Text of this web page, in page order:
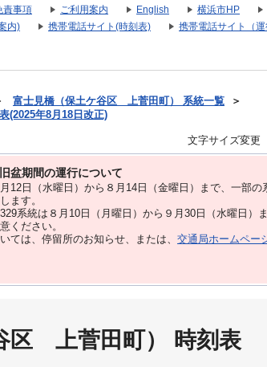
責事項 ご利用案内 English 横浜市HP
内)
携帯電話サイト(時刻表) 携帯電話サイト（運
富士見橋（保土ケ谷区 上菅田町） 系統一覧 ＞
(2025年8月18日改正)
文字サイズ変更
盆期間の運行について
12⽇（水曜日）から８⽉14⽇（金曜日）まで、⼀部の
ます。
系統は８月10日（月曜日）から９月30日（水曜日）ま
ください。
ては、停留所のお知らせ、または、 交通局ホームペー
区 上菅田町） 時刻表